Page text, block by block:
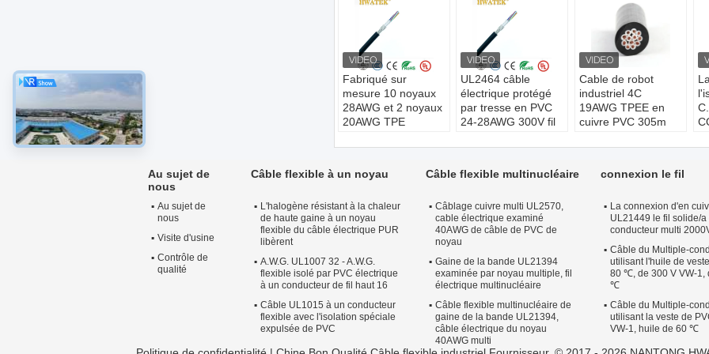
Fabriqué sur
mesure 10 noyaux
28AWG et 2 noyaux
20AWG TPE
compatible câble
Matériau
étamé
Matériau de gaine:
PVC
TPE
Forme du
matériau:
UL2464 câble
électrique protégé
par tresse en PVC
24-28AWG 300V fil
Modèle n °:
Forme du
Quantité par
rouleau:305m,
610m ou comme
Capacité de
production:20 km
/ jour
Cable de robot
industriel 4C
19AWG TPEE en
cuivre PVC 305m
Conducteur:
plaqué en argent
d'isolation:PFA
Forme du
matériau:Fil rond
Taille du
conducteur:42WG
Au sujet de
nous
Au sujet de
nous
Visite d'usine
Contrôle de
qualité
Câble flexible à un noyau
L'halogène résistant à la chaleur
de haute gaine à un noyau
flexible du câble électrique PUR
libèrent
A.W.G. UL1007 32 - A.W.G.
flexible isolé par PVC électrique
à un conducteur de fil haut 16
Câble UL1015 à un conducteur
flexible avec l'isolation spéciale
expulsée de PVC
Câble flexible multinucléaire
Câblage cuivre multi UL2570,
cable électrique examiné
40AWG de câble de PVC de
noyau
Gaine de la bande UL21394
examinée par noyau multiple, fil
électrique multinucléaire
Câble flexible multinucléaire de
gaine de la bande UL21394,
câble électrique du noyau
40AWG multi
connexion le fil
La connexion d'en
UL21449 le fil solide/a
conducteur multi
Câble du Multiple-
utilisant l'huile de
80 ℃, de 300 V VW-1,
℃
Câble du Multiple-
utilisant la veste de
VW-1, huile de 60 ℃